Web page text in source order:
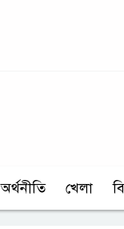
অর্থনীতি খেলা